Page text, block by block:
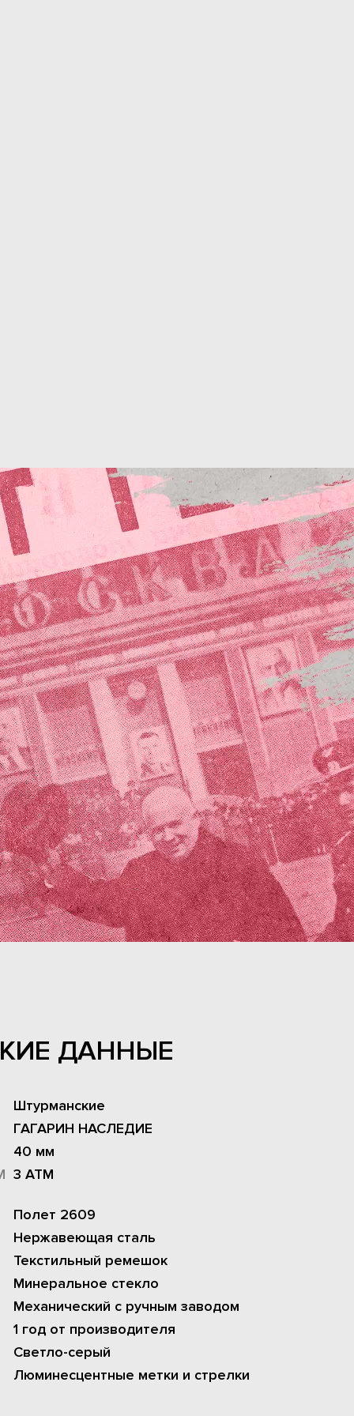
ДАННЫЕ
Штурманские
ГАГАРИН НАСЛЕДИЕ
40 мм
3 АТМ
Полет 2609
Нержавеющая сталь
Текстильный ремешок
Минеральное стекло
Механический с ручным заводом
1 год от производителя
Светло-серый
Люминесцентные метки и стрелки